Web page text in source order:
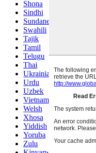
Shona
Sindhi
Sundanese
Swahili
Tajik
Tamil
Telugu
Thai
Ukrainian
Urdu
Uzbek
Vietnamese
Welsh
Xhosa
Yiddish
Yoruba
Zulu